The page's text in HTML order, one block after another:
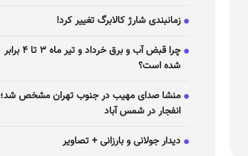
زمانبندی شارژ کالابرگ تغییر کرد!
چرا قبض آب و برق خرداد و تیر ماه ۳ تا ۴ برابر
شده است؟
منشا صدای مهیب در جنوب تهران مشخص شد؛
انفجار در شمس آباد
دیدار جولانی و بارزانی + تصاویر